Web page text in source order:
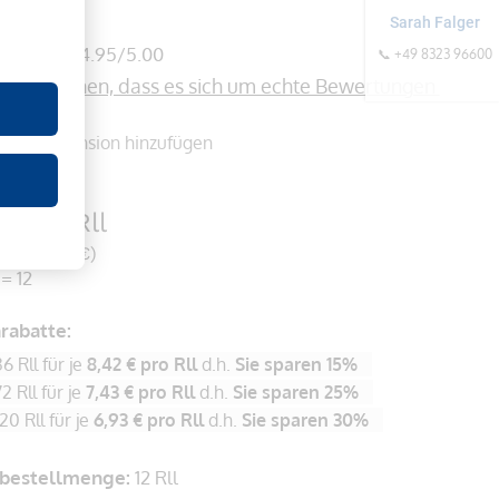
4.95/5.00
dass es sich um echte Bewertungen
Rezension hinzufügen
pro Rll
11,78 €)
12
Rll für je 8,42 € pro Rlld.h. Sie sparen 15%
Rll für je 7,43 € pro Rlld.h. Sie sparen 25%
Rll für je 6,93 € pro Rlld.h. Sie sparen 30%
12 Rll
Sarah Falger
📞 +49 8323 96600